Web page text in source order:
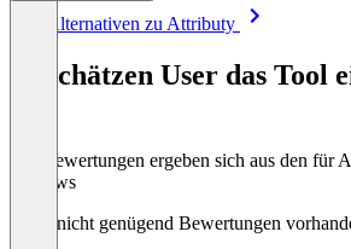
Alle Alternativen zu Attributy
So schätzen User das Tool
Die Bewertungen ergeben sich aus den für
Reviews
Noch nicht genügend Bewertungen